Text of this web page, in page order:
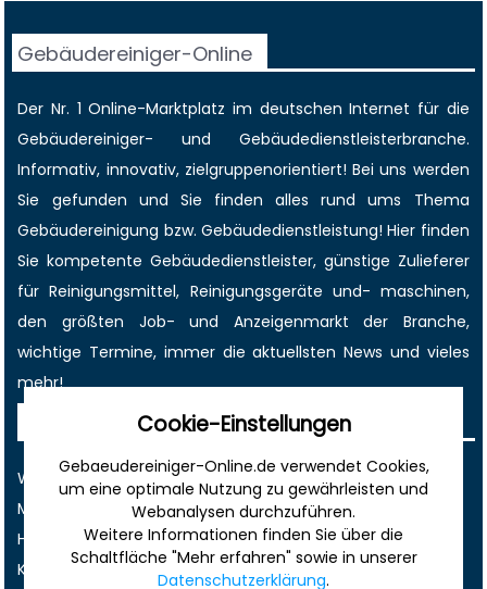
Gebäudereiniger-Online
Der Nr. 1 Online-Marktplatz im deutschen Internet für die
Gebäudereiniger- und Gebäudedienstleisterbranche.
Informativ, innovativ, zielgruppenorientiert! Bei uns werden
Sie gefunden und Sie finden alles rund ums Thema
Gebäudereinigung bzw. Gebäudedienstleistung! Hier finden
Sie kompetente Gebäudedienstleister, günstige Zulieferer
für Reinigungsmittel, Reinigungsgeräte und- maschinen,
den größten Job- und Anzeigenmarkt der Branche,
wichtige Termine, immer dieaktuellsten News und vieles
mehr!
Werbung
Musterverträge und Vorlagen
Hilfe
Kontakt
Cookie-Einstellungen
Gebaeudereiniger-Online.de verwendet Cookies,
um eine optimale Nutzung zu gewährleisten und
Webanalysen durchzuführen.
Weitere Informationen finden Sie über die
Schaltfläche "Mehr erfahren" sowie in unserer
Datenschutzerklärung.